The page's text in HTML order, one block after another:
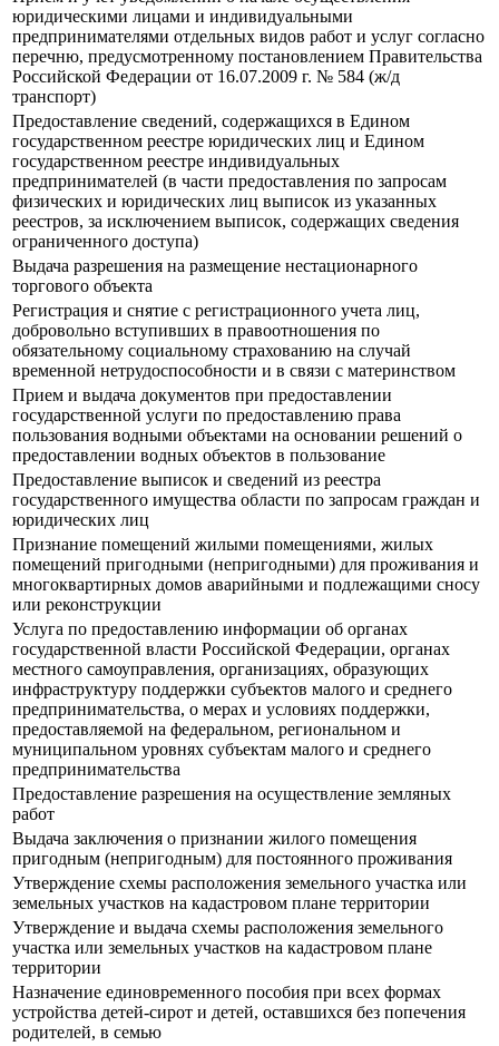
юридическими лицами и индивидуальными
предпринимателями отдельных видов работ и услуг согласно
перечню, предусмотренному постановлением Правительства
Российской Федерации от 16.07.2009 г. № 584 (ж/д
транспорт)
Предоставление сведений, содержащихся в Едином
государственном реестре юридических лиц и Едином
государственном реестре индивидуальных
предпринимателей (в части предоставления по запросам
физических и юридических лиц выписок из указанных
реестров, за исключением выписок, содержащих сведения
ограниченного доступа)
Выдача разрешения на размещение нестационарного
торгового объекта
Регистрация и снятие с регистрационного учета лиц,
добровольно вступивших в правоотношения по
обязательному социальному страхованию на случай
временной нетрудоспособности и в связи с материнством
Прием и выдача документов при предоставлении
государственной услуги по предоставлению права
пользования водными объектами на основании решений о
предоставлении водных объектов в пользование
Предоставление выписок и сведений из реестра
государственного имущества области по запросам граждан и
юридических лиц
Признание помещений жилыми помещениями, жилых
помещений пригодными (непригодными) для проживания и
многоквартирных домов аварийными и подлежащими сносу
или реконструкции
Услуга по предоставлению информации об органах
государственной власти Российской Федерации, органах
местного самоуправления, организациях, образующих
инфраструктуру поддержки субъектов малого и среднего
предпринимательства, о мерах и условиях поддержки,
предоставляемой на федеральном, региональном и
муниципальном уровнях субъектам малого и среднего
предпринимательства
Предоставление разрешения на осуществление земляных
работ
Выдача заключения о признании жилого помещения
пригодным (непригодным) для постоянного проживания
Утверждение схемы расположения земельного участка или
земельных участков на кадастровом плане территории
Утверждение и выдача схемы расположения земельного
участка или земельных участков на кадастровом плане
территории
Назначение единовременного пособия при всех формах
устройства детей-сирот и детей, оставшихся без попечения
родителей, в семью